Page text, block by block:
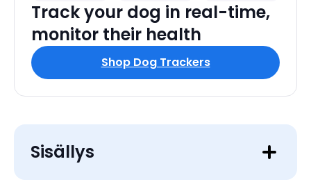
Track your dog in real-time,
monitor their health
Shop Dog Trackers
Sisällys